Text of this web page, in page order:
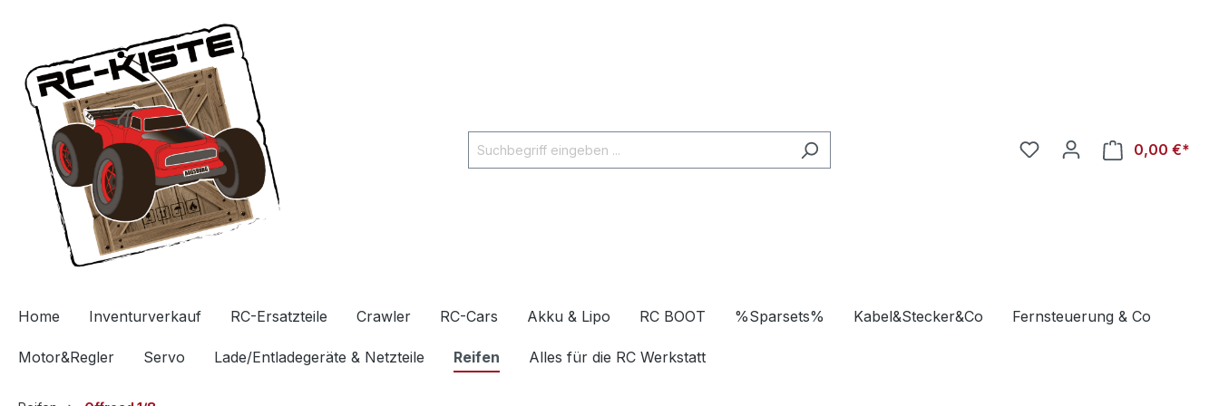
0,00 €*
Home Inventurverkauf RC-Ersatzteile Crawler RC-Cars Akku & Lipo RC BOOT %Sparsets% Kabel&Stecker&Co Fernsteuerung & Co
Motor&Regler Servo Lade/Entladegeräte & Netzteile Reifen Alles für die RC Werkstatt